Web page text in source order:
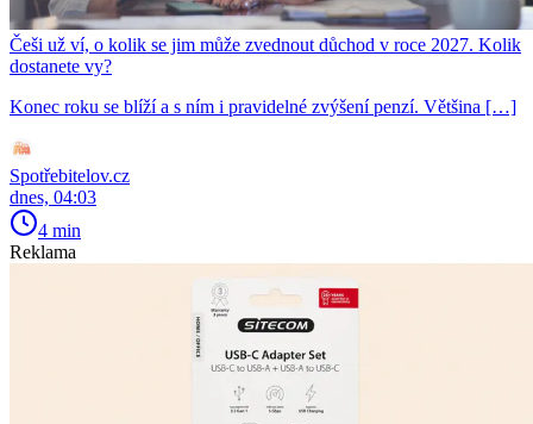
Češi už ví, o kolik se jim může zvednout důchod v roce 2027. Kolik
dostanete vy?
Konec roku se blíží a s ním i pravidelné zvýšení penzí. Většina […]
Spotřebitelov.cz
dnes, 04:03
4 min
Reklama